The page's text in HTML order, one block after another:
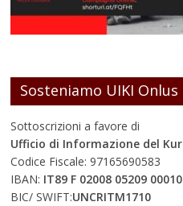
Sosteniamo UIKI Onlus
Sottoscrizioni a favore di
Ufficio di Informazione del
Codice Fiscale: 97165690583
IBAN: IT89 F 02008 05209
BIC/ SWIFT:UNCRITM1710